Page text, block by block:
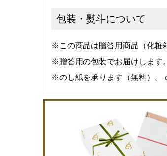
包装・熨斗について
※この商品は贈答用商品（化粧
※贈答用の包装でお届けします。
※のし紙を承ります（無料）。